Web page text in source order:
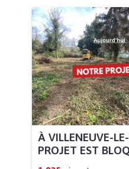
À VILLENEUVE-
PROJET EST